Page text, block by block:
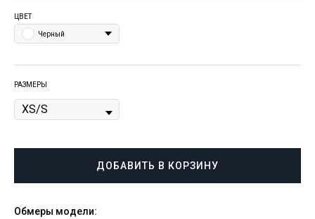
ЦВЕТ
Черный
РАЗМЕРЫ
ДОБАВИТЬ В КОРЗИНУ
Обмеры модели: